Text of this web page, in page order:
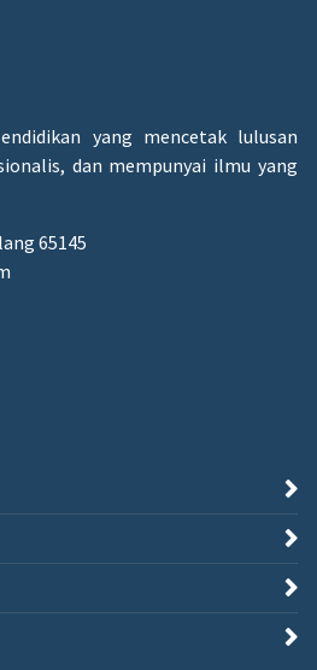
yang mencetak lulusan
dan mempunyai ilmu yang
65145